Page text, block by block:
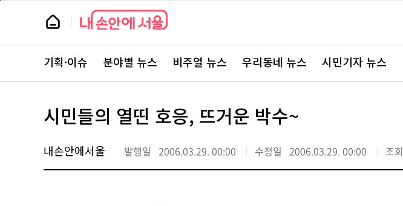
본
뉴
스
뉴
스
주
서
바
로
기획·이슈 분야별 뉴스 비주얼 뉴스 우리동네 뉴스 시민기자 뉴스
시민들의 열띤 호응, 뜨거운 박수~
내손안에서울 발행일 2006.03.29. 00:00 수정일 2006.03.29. 00:00 조회
페